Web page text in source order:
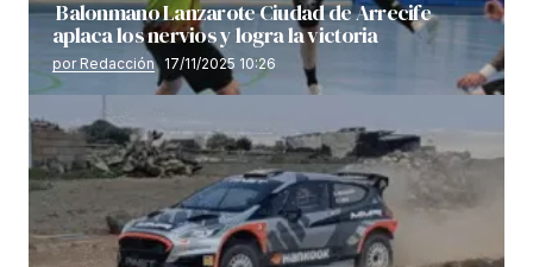
Balonmano Lanzarote Ciudad de Arrecife
aplaca los nervios y logra la victoria
por Redacción 17/11/2025 10:26